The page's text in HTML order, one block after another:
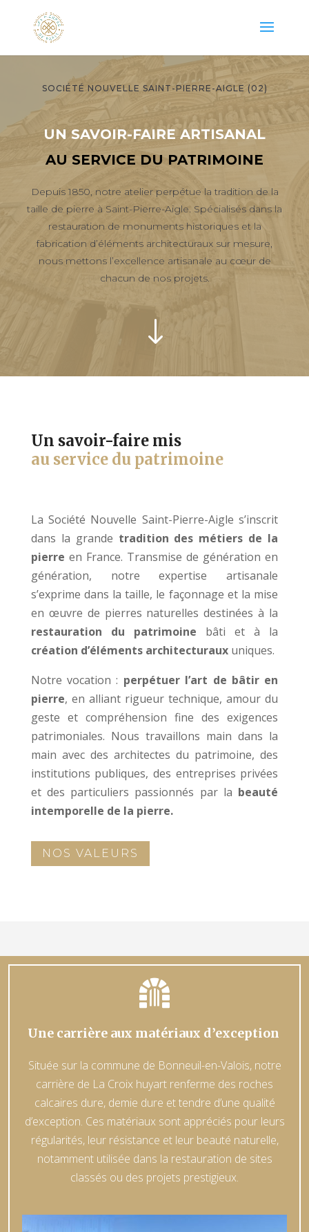
SOCIÉTÉ NOUVELLE SAINT-PIERRE-AIGLE (02)
UN SAVOIR-FAIRE ARTISANAL
AU SERVICE DU PATRIMOINE
Depuis 1850, notre atelier perpétue la tradition de la
taille de pierre à Saint-Pierre-Aigle. Spécialisés dans la
restauration de monuments historiques et la
fabrication d’éléments architecturaux sur mesure,
nous mettons l’excellence artisanale au cœur de
chacun de nos projets.
"
Un savoir-faire mis
au service du patrimoine
La Société Nouvelle Saint-Pierre-Aigle s’inscrit
dans la grande tradition des métiers de la
pierre en France. Transmise de génération en
génération, notre expertise artisanale
s’exprime dans la taille, le façonnage et la mise
en œuvre de pierres naturelles destinées à la
restauration du patrimoine bâti et à la
création d’éléments architecturauxuniques.
Notre vocation : perpétuer l’art de bâtir en
pierre, en alliant rigueur technique, amour du
geste et compréhension fine des exigences
patrimoniales. Nous travaillons main dans la
main avec des architectes du patrimoine, des
institutions publiques, des entreprises privées
et des particuliers passionnés par la beauté
intemporelle de la pierre.
NOS VALEURS

Une carrière aux matériaux d’exception
Située sur la commune de Bonneuil-en-Valois, notre
carrière de La Croix huyart renferme des roches
calcaires dure, demie dure et tendre d’une qualité
d’exception. Ces matériaux sont appréciés pour leurs
régularités, leur résistance et leur beauté naturelle,
notamment utilisée dans la restauration de sites
classés ou des projets prestigieux.